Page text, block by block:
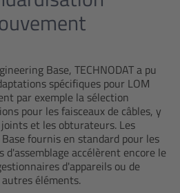
Base, TECHNODAT a pu
spécifiques pour LOM
par exemple la sélection
pour les faisceaux de câbles, y
et les obturateurs. Les
fournis en standard pour les
d'assemblage accélèrent encore le
d'appareils ou de
éléments.